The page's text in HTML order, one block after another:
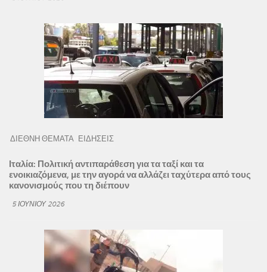
ΔΙΕΘΝΗ ΘΕΜΑΤΑ ΕΙΔΗΣΕΙΣ
Ιταλία: Πολιτική αντιπαράθεση για τα ταξί και τα
ενοικιαζόμενα, με την αγορά να αλλάζει ταχύτερα από τους
κανονισμούς που τη διέπουν
5 ΙΟΥΝΊΟΥ 2026